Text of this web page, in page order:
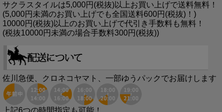
サクラスタイルは5,000円(税抜)以上お買い上げで送料無料！
(5,000円未満のお買い上げでも全国送料600円(税抜)！)
10000円(税抜)以上のお買い上げで代引き手数料も無料！
(税抜10000円未満の場合手数料300円(税抜))
佐川急便、クロネコヤマト、一部ゆうパックでお届けします
上記6つの時間指定も可能！